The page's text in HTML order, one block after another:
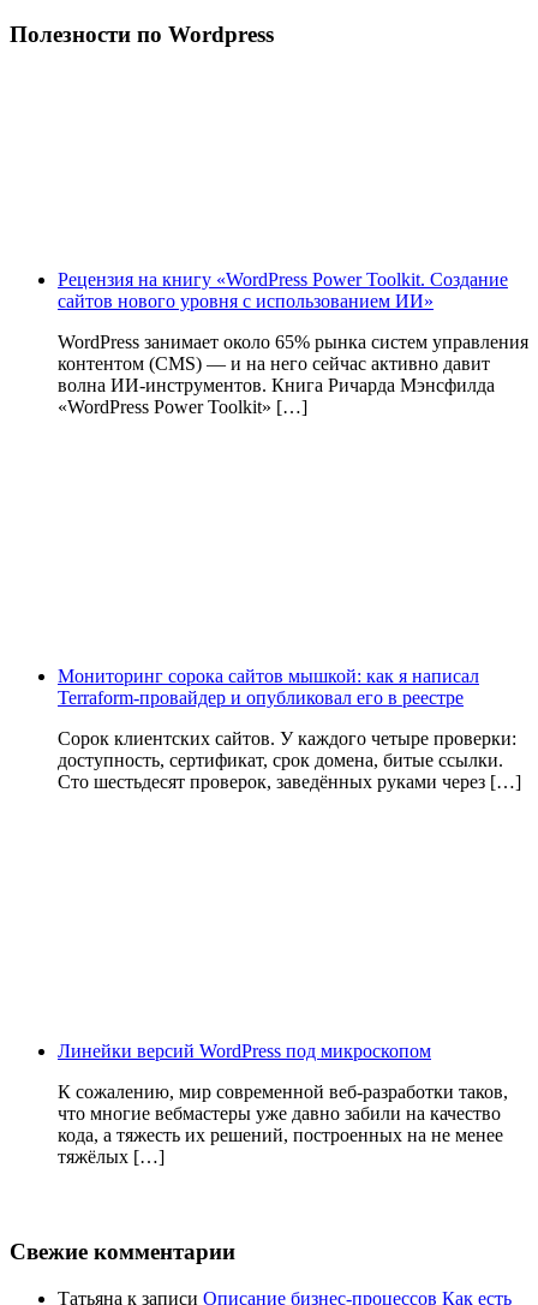
Полезности по Wordpress
Рецензия на книгу «WordPress Power Toolkit. Создание
сайтов нового уровня с использованием ИИ»
WordPress занимает около 65% рынка систем управления
контентом (CMS) — и на него сейчас активно давит
волна ИИ‑инструментов. Книга Ричарда Мэнсфилда
«WordPress Power Toolkit» […]
Мониторинг сорока сайтов мышкой: как я написал
Terraform-провайдер и опубликовал его в реестре
Сорок клиентских сайтов. У каждого четыре проверки:
доступность, сертификат, срок домена, битые ссылки.
Сто шестьдесят проверок, заведённых руками через […]
Линейки версий WordPress под микроскопом
К сожалению, мир современной веб-разработки таков,
что многие вебмастеры уже давно забили на качество
кода, а тяжесть их решений, построенных на не менее
тяжёлых […]
Свежие комментарии
Татьяна к записи Описание бизнес-процессов Как есть